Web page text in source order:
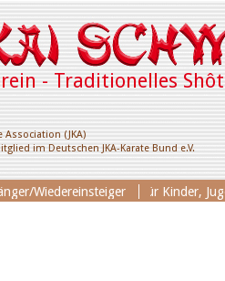
- Traditionelles
Association (JKA)
im Deutschen JKA-Karate Bund e.V.
Wiedereinsteiger
Trainingsangebotes für Kinder,